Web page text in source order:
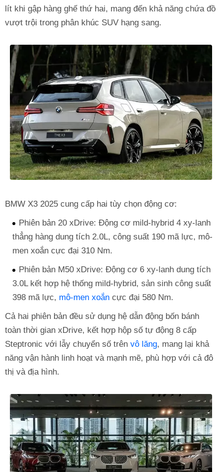
lít khi gập hàng ghế thứ hai, mang đến khả năng chứa đồ
vượt trội trong phân khúc SUV hạng sang.
BMW X3 2025 cung cấp hai tùy chọn động cơ:
Phiên bản 20 xDrive: Động cơ mild-hybrid 4 xy-lanh
thẳng hàng dung tích 2.0L, công suất 190 mã lực, mô-
men xoắn cực đại 310 Nm.
Phiên bản M50 xDrive: Động cơ 6 xy-lanh dung tích
3.0L kết hợp hệ thống mild-hybrid, sản sinh công suất
398 mã lực, mô-men xoắn cực đại 580 Nm.
Cả hai phiên bản đều sử dụng hệ dẫn động bốn bánh
toàn thời gian xDrive, kết hợp hộp số tự động 8 cấp
Steptronic với lẫy chuyển số trên vô lăng, mang lại khả
năng vận hành linh hoạt và mạnh mẽ, phù hợp với cả đô
thị và địa hình.